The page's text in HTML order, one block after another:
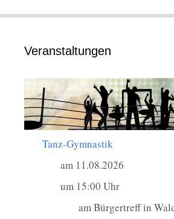
Veranstaltungen
Tanz-Gymnastik
am 11.08.2026
um 15:00 Uhr
am Bürgertreff in